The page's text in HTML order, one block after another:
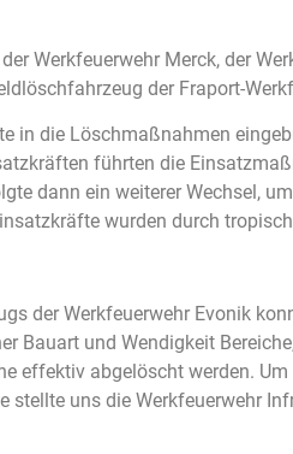
Werkfeuerwehr Merck, der
der Fraport-
in die Löschmaßnahmen
führten die
dann ein weiterer Wechsel,
wurden durch
der Werkfeuerwehr Evonik
Bauart und Wendigkeit
effektiv abgelöscht werden.
stellte uns die Werkfeuerwehr